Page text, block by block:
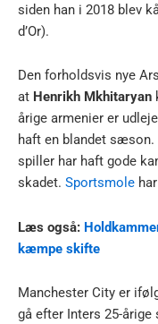
siden han i 2018 blev
d’Or).
Den forholdsvis nye
at Henrikh Mkhitaryan
årige armenier er
haft en blandet sæson.
spiller har haft gode
skadet. Sportsmole
Læs også:
kæmpe skifte
Manchester City er
gå efter Inters 25-